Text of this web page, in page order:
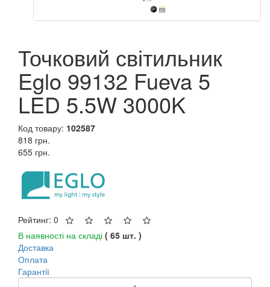
Точковий світильник
Eglo 99132 Fueva 5
LED 5.5W 3000K
Код товару: 102587
818 грн.
655 грн.
Рейтинг: 0
В наявності на складі ( 65 шт. )
Доставка
Оплата
Гарантії